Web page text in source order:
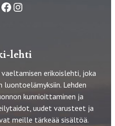
FacebookInstagram
lehti
erikoislehti, joka
luontoelämyksiin. Lehden
kunnioittaminen ja
uudet varusteet ja
meille tärkeää sisältöä.